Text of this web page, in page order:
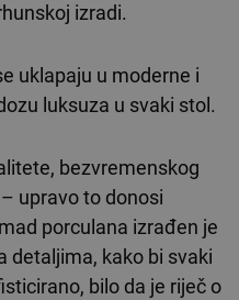
izradi.
uklapaju u moderne i
luksuza u svaki stol.
bezvremenskog
upravo to donosi
porculana izrađen je
detaljima, kako bi svaki
bilo da je riječ o